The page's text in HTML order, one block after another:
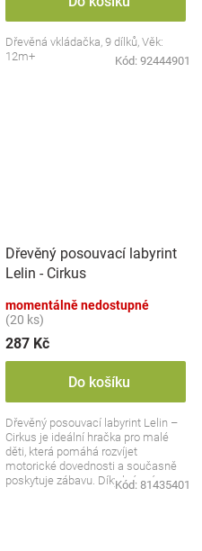
Dřevěná vkládačka, 9 dílků, Věk:
12m+
Kód: 92444901
Dřevěný posouvací labyrint
Lelin - Cirkus
momentálně nedostupné
(20 ks)
287 Kč
Do košíku
Dřevěný posouvací labyrint Lelin –
Cirkus je ideální hračka pro malé
děti, která pomáhá rozvíjet
motorické dovednosti a současně
poskytuje zábavu. Díky krásnému
Kód: 81435401